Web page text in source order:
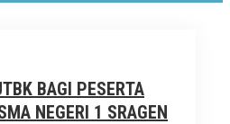
BAGI PESERTA
NEGERI 1 SRAGEN